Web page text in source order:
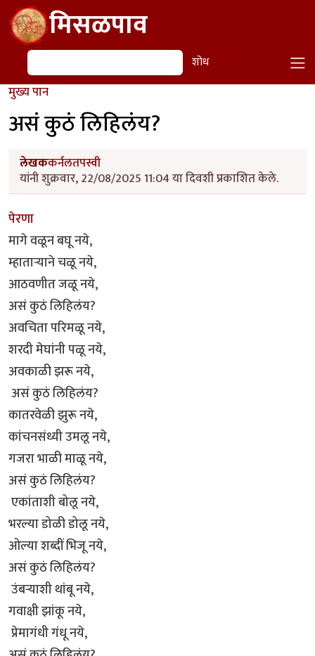
Skip to main contentमिसळपाव
शोध शोध
मुख्य पान
असं कुठं लिहिलंय?
लेखककर्नलतपस्वी
यांनी शुक्रवार, 22/08/2025 11:04 या दिवशी प्रकाशित केले.
पेरणा
मागे वळून बघू नये,
म्हातार्‍याने चळू नये,
आठवणीत जळू नये,
असं कुठं लिहिलंय?
अवचिता परिमळू नये,
शरदी मेघांनी पळू नये,
अवकाळी झरू नये,
असं कुठं लिहिलंय?
कातरवेळी झुरू नये,
कांचनसंध्यी उमलू नये,
गजरा भाळी माळू नये,
असं कुठं लिहिलंय?
एकांताशी बोलू नये,
भरल्या डोळी डोलू नये,
ओल्या शब्दीं भिजू नये,
असं कुठं लिहिलंय?
उंबऱ्याशी थांबू नये,
गवाक्षी झांकू नये,
प्रेमागंधी गंधू नये,